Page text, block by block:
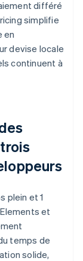
différé
simplifie
en
devise locale
continuent à
plein et 1
et
temps de
solide,